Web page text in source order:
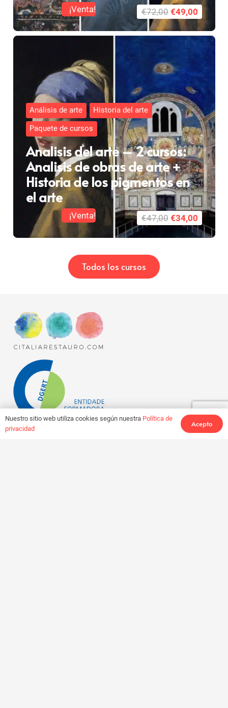
¡Venta! €72,00 El
precio
original
€72,00.
€49,00El
precio
actual
es:
€49,00.
Análisis de arte
Historia del arte
Paquete de cursos
Analisis del arte – 2 cursos:
Analisis de obras de arte +
Historia de los pigmentos en
el arte
¡Venta! €47,00 El
precio
€34,00El
precio
Todos los cursos
cursos online con certificado
Nuestro sitio web utiliza cookies según nuestra Política de
privacidad
Acepto